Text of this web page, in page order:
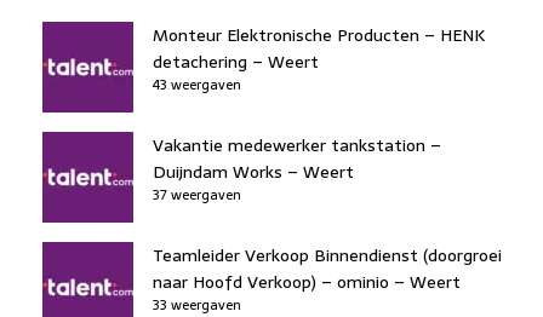
Monteur Elektronische Producten – HENK
detachering – Weert
43 weergaven
Vakantie medewerker tankstation –
Duijndam Works – Weert
37 weergaven
Teamleider Verkoop Binnendienst (doorgroei
naar Hoofd Verkoop) – ominio – Weert
33 weergaven